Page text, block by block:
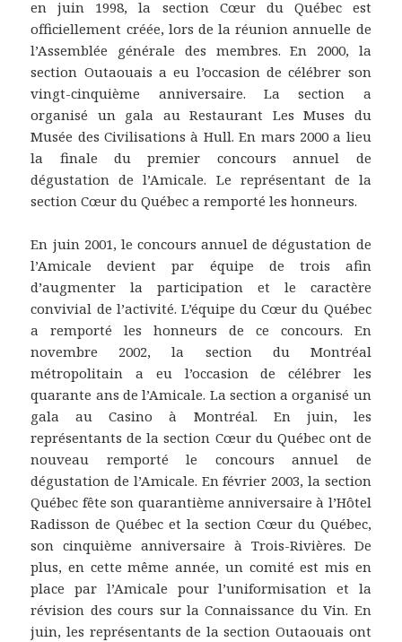
en juin 1998, la section Cœur du Québec est
officiellement créée, lors de la réunion annuelle de
l’Assemblée générale des membres. En 2000, la
section Outaouais a eu l’occasion de célébrer son
vingt-cinquième anniversaire. La section a
organisé un gala au Restaurant Les Muses du
Musée des Civilisations à Hull. En mars 2000 a lieu
la finale du premier concours annuel de
dégustation de l’Amicale. Le représentant de la
section Cœur du Québec a remporté les honneurs.
En juin 2001, le concours annuel de dégustation de
l’Amicale devient par équipe de trois afin
d’augmenter la participation et le caractère
convivial de l’activité. L’équipe du Cœur du Québec
a remporté les honneurs de ce concours. En
novembre 2002, la section du Montréal
métropolitain a eu l’occasion de célébrer les
quarante ans de l’Amicale. La section a organisé un
gala au Casino à Montréal. En juin, les
représentants de la section Cœur du Québec ont de
nouveau remporté le concours annuel de
dégustation de l’Amicale. En février 2003, la section
Québec fête son quarantième anniversaire à l’Hôtel
Radisson de Québec et la section Cœur du Québec,
son cinquième anniversaire à Trois-Rivières. De
plus, en cette même année, un comité est mis en
place par l’Amicale pour l’uniformisation et la
révision des cours sur la Connaissance du Vin. En
juin, les représentants de la section Outaouais ont